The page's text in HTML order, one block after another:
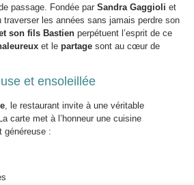
passage. Fondée par Sandra Gaggioli et
traverser les années sans jamais perdre son
son fils Bastien perpétuent l’esprit de ce
et le partage sont au cœur de
et ensoleillée
, le restaurant invite à une véritable
carte met à l’honneur une cuisine
généreuse :